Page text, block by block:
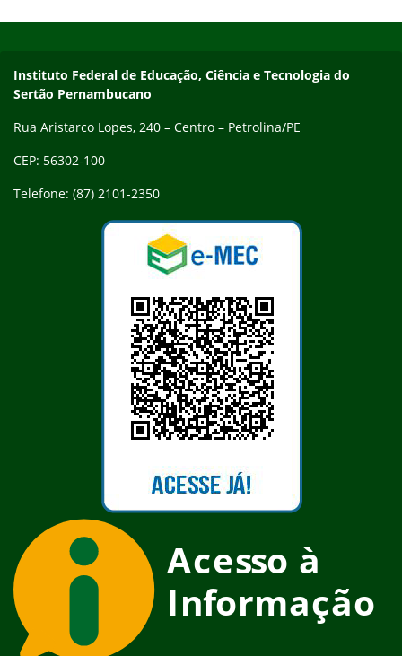
Endereço
Instituto Federal de Educação, Ciência e Tecnologia do
Sertão Pernambucano
Rua Aristarco Lopes, 240 – Centro – Petrolina/PE
CEP: 56302-100
Telefone: (87) 2101-2350